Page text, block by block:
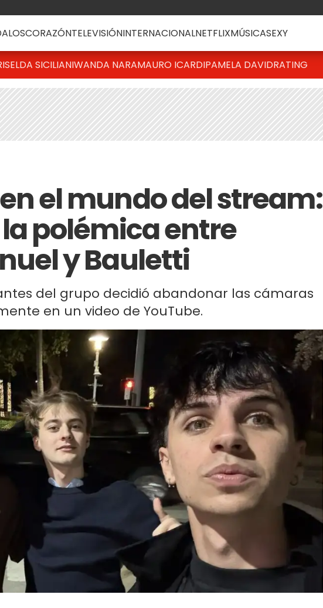
CORAZÓNTELEVISIÓNINTERNACIONALNETFLIXMÚSICASEXY
SICILIANIWANDA NARAMAURO ICARDIPAMELA DAVIDRATING
el mundo del stream:
polémica entre
y Bauletti
del grupo decidió abandonar las cámaras
en un video de YouTube.